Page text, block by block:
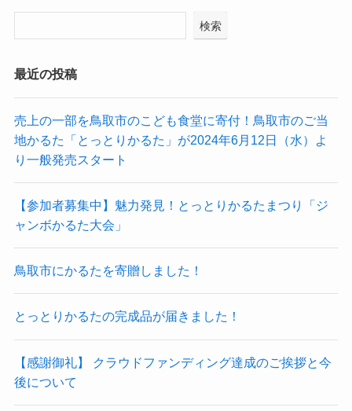
検索
最近の投稿
売上の一部を鳥取市のこども食堂に寄付！鳥取市のご当
地かるた「とっとりかるた」が2024年6月12日（水）よ
り一般発売スタート
【参加者募集中】魅力発見！とっとりかるたまつり「ジ
ャンボかるた大会」
鳥取市にかるたを寄贈しました！
とっとりかるたの完成品が届きました！
【感謝御礼】 クラウドファンディング達成のご挨拶と今
後について